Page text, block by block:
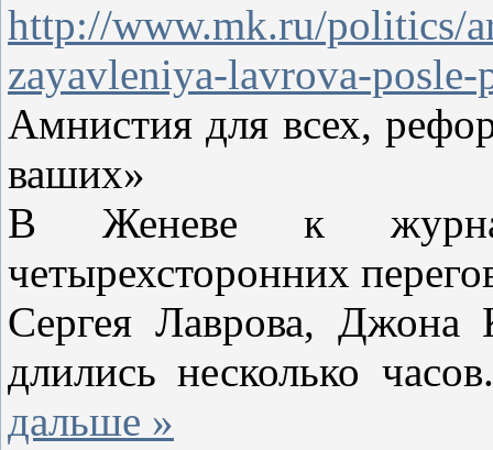
http://www.mk.ru/politics/
zayavleniya-lavrova-
Амнистия для всех,
ваших»
В Женеве к
четырехсторонних
Сергея Лаврова,
длились несколько
дальше »